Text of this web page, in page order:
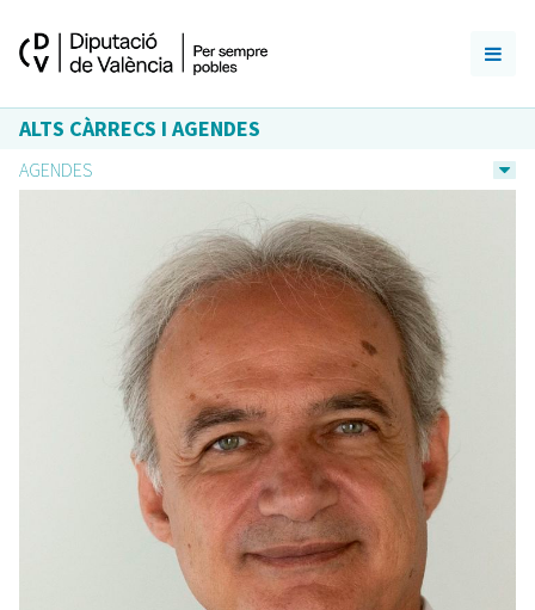
ALTS CÀRRECS I AGENDES
AGENDES